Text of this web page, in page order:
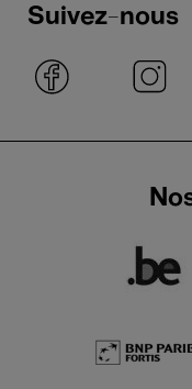
Suivez-nous